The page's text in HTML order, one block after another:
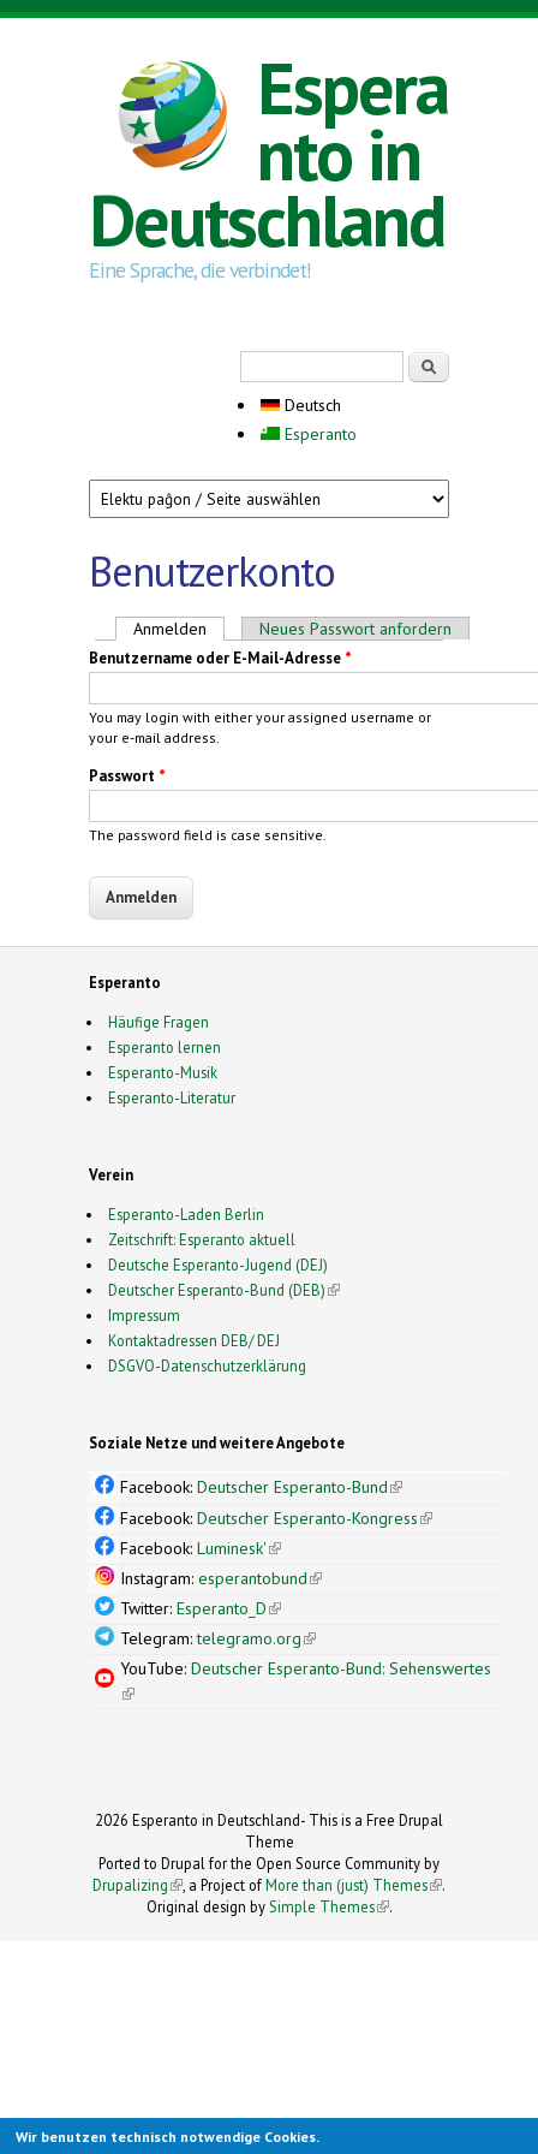
Direkt zum Inhalt
Espera
nto in
Deutschland
Eine Sprache, die verbindet!
Deutsch
Esperanto
Benutzerkonto
Haupt-Reiter
Anmelden (aktiver Reiter)
Neues Passwort anfordern
Benutzername oder E-Mail-Adresse *
You may login with either your assigned username or
your e-mail address.
Passwort *
The password field is case sensitive.
Esperanto
Häufige Fragen
Esperanto lernen
Esperanto-Musik
Esperanto-Literatur
Verein
Esperanto-Laden Berlin
Zeitschrift: Esperanto aktuell
Deutsche Esperanto-Jugend (DEJ)
Deutscher Esperanto-Bund (DEB)(link is external)
Impressum
Kontaktadressen DEB/ DEJ
DSGVO-Datenschutzerklärung
Soziale Netze und weitere Angebote
Facebook: Deutscher Esperanto-Bund(link is
external)
Facebook: Deutscher Esperanto-Kongress(link is
Facebook: Luminesk'(link is external)
Instagram: esperantobund(link is external)
Twitter: Esperanto_D(link is external)
Telegram:telegramo.org(link is external)
YouTube: Deutscher Esperanto-Bund: Sehenswertes
(link is external)
2026 Esperanto in Deutschland- This is a Free Drupal
Theme
Ported to Drupal for the Open Source Community by
Drupalizing(link is external)
, a Project ofMore than (just) Themes (link is
.
Original design by Simple Themes
(link is
.
Wir benutzen technisch notwendige Cookies.